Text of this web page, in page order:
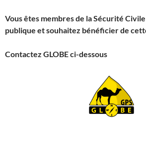
Vous êtes membres de la Sécurité
publique et souhaitez bénéficier de
Contactez GLOBE ci-dessous